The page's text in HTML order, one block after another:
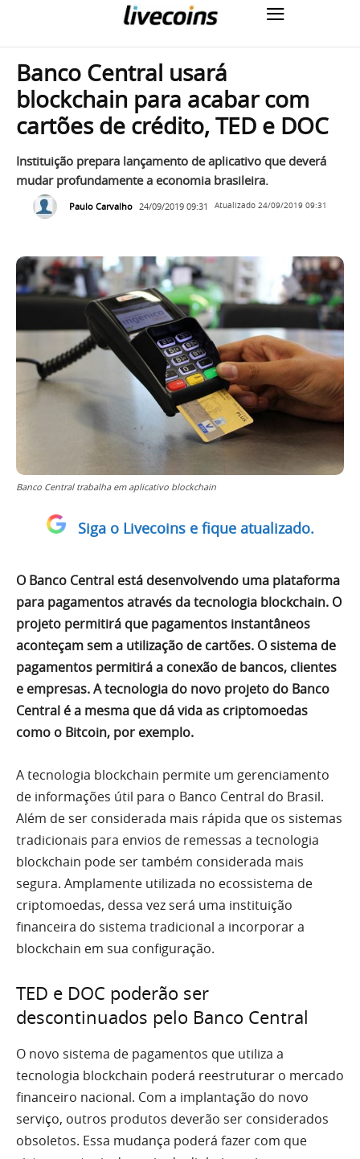
Banco Central usará
blockchain para acabar com
cartões de crédito, TED e DOC
Instituição prepara lançamento de aplicativo que deverá
mudar profundamente a economia brasileira.
Paulo Carvalho 24/09/2019 09:31 Atualizado 24/09/2019 09:31
Banco Central trabalha em aplicativo blockchain
Siga o Livecoins e fique atualizado.
O Banco Central está desenvolvendo uma plataforma
para pagamentos através da tecnologia blockchain. O
projeto permitirá que pagamentos instantâneos
aconteçam sem a utilização de cartões. O sistema de
pagamentos permitirá a conexão de bancos, clientes
e empresas. A tecnologia do novo projeto do Banco
Central é a mesma que dá vida as criptomoedas
como o Bitcoin, por exemplo.
A tecnologia blockchain permite um gerenciamento
de informações útil para o Banco Central do Brasil.
Além de ser considerada mais rápida que os sistemas
tradicionais para envios de remessas a tecnologia
blockchain pode ser também considerada mais
segura. Amplamente utilizada no ecossistema de
criptomoedas, dessa vez será uma instituição
financeira do sistema tradicional a incorporar a
blockchain em sua configuração.
TED e DOC poderão ser
descontinuados pelo Banco Central
O novo sistema de pagamentos que utiliza a
tecnologia blockchain poderá reestruturar o mercado
financeiro nacional. Com a implantação do novo
serviço, outros produtos deverão ser considerados
obsoletos. Essa mudança poderá fazer com que